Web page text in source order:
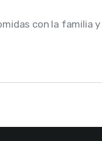
con la familia